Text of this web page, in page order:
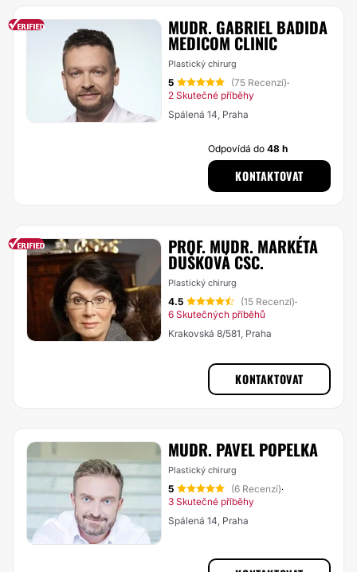
MUDR. GABRIEL BADIDA
MEDICOM CLINIC
Plastický chirurg
5 (75 Recenzí)·
2 Skutečné příběhy
Spálená 14, Praha
Odpovídá do48 h
KONTAKTOVAT
PROF. MUDR. MARKÉTA
DUŠKOVÁ CSC.
Plastický chirurg
4.5 (15 Recenzí)·
6 Skutečných příběhů
Krakovská 8/581, Praha
KONTAKTOVAT
MUDR. PAVEL POPELKA
Plastický chirurg
5 (6 Recenzí)·
3 Skutečné příběhy
Spálená 14, Praha